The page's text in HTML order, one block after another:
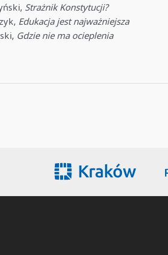
Strażnik Konstytucji?
Edukacja jest najważniejsza
Gdzie nie ma ocieplenia